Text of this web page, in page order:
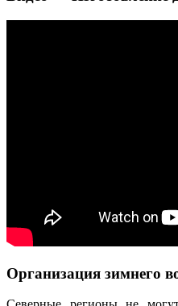
Организация зимнего